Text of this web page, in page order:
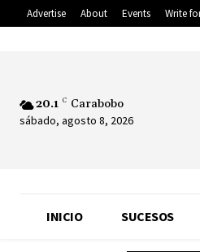
Advertise About Events Write
20.1 C Carabobo
sábado, agosto 8, 2026
INICIO SUCESOS